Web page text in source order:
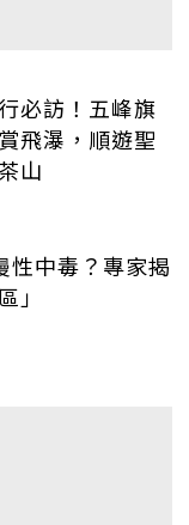
必訪！五峰旗
飛瀑，順遊聖
山
性中毒？專家揭
」